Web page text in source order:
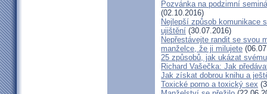
Pozvánka na podzimní
(02.10.2016)
Nejlepší způsob komunikace
ujištění (30.07.2016)
Nepřestávejte randit se svou
manželce, že ji milujete
25 způsobů, jak ukázat
Richard Vašečka: Jak
Jak získat dobrou knihu a
Toxické porno a toxický sex